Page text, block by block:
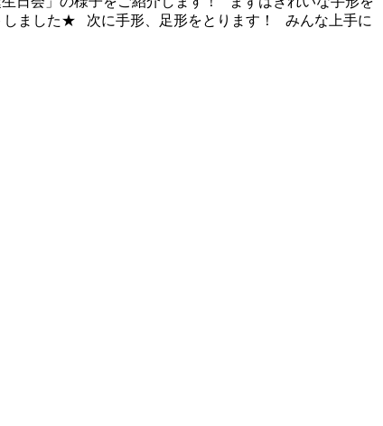
しました★ 次に手形、足形をとります！ みんな上手に